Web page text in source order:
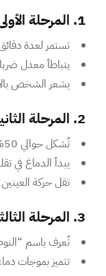
1. المرحلة الأولى (الانتقال إلى النوم)
تستمر لعدة
يتباطأ معدل
يشعر الشخص
2. المرحلة الثانية (النوم الخفيف)
تُشكل حوالي 50% من إجمالي النوم.
يبدأ الدماغ في
تقل حركة
3. المرحلة الثالثة والرابعة (النوم العميق)
تُعرف باسم
تتميز بموجات